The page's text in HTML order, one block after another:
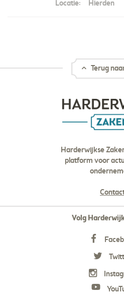
Locatie:
Hierden
Terug
Harderwijkse
platform voor
Volg